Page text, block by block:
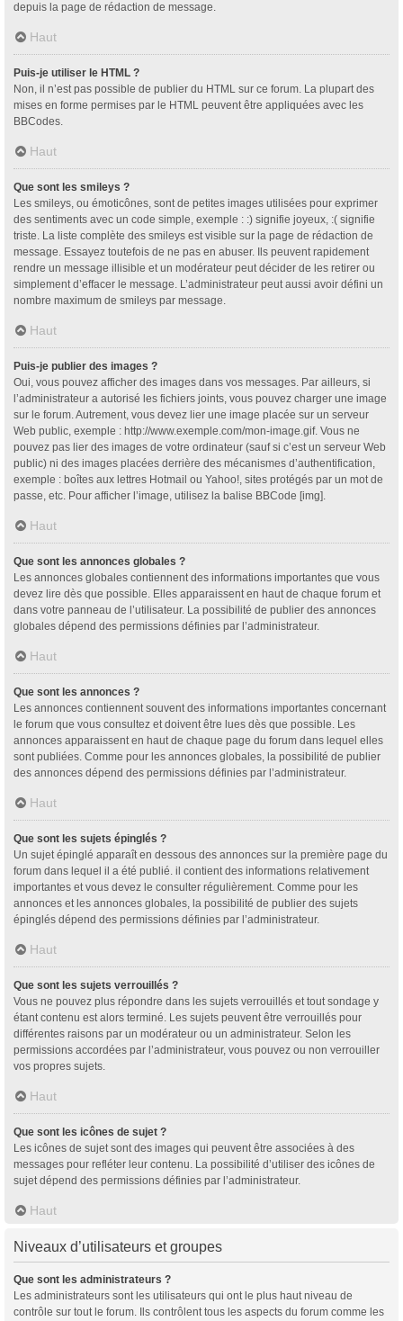
depuis la page de rédaction de message.
Haut
Puis-je utiliser le HTML ?
Non, il n’est pas possible de publier du HTML sur ce forum. La plupart des
mises en forme permises par le HTML peuvent être appliquées avec les
BBCodes.
Haut
Que sont les smileys ?
Les smileys, ou émoticônes, sont de petites images utilisées pour exprimer
des sentiments avec un code simple, exemple : :) signifie joyeux, :( signifie
triste. La liste complète des smileys est visible sur la page de rédaction de
message. Essayez toutefois de ne pas en abuser. Ils peuvent rapidement
rendre un message illisible et un modérateur peut décider de les retirer ou
simplement d’effacer le message. L’administrateur peut aussi avoir défini un
nombre maximum de smileys par message.
Haut
Puis-je publier des images ?
Oui, vous pouvez afficher des images dans vos messages. Par ailleurs, si
l’administrateur a autorisé les fichiers joints, vous pouvez charger une image
sur le forum. Autrement, vous devez lier une image placée sur un serveur
Web public, exemple : http://www.exemple.com/mon-image.gif. Vous ne
pouvez pas lier des images de votre ordinateur (sauf si c’est un serveur Web
public) ni des images placées derrière des mécanismes d’authentification,
exemple : boîtes aux lettres Hotmail ou Yahoo!, sites protégés par un mot de
passe, etc. Pour afficher l’image, utilisez la balise BBCode [img].
Haut
Que sont les annonces globales ?
Les annonces globales contiennent des informations importantes que vous
devez lire dès que possible. Elles apparaissent en haut de chaque forum et
dans votre panneau de l’utilisateur. La possibilité de publier des annonces
globales dépend des permissions définies par l’administrateur.
Haut
Que sont les annonces ?
Les annonces contiennent souvent des informations importantes concernant
le forum que vous consultez et doivent être lues dès que possible. Les
annonces apparaissent en haut de chaque page du forum dans lequel elles
sont publiées. Comme pour les annonces globales, la possibilité de publier
des annonces dépend des permissions définies par l’administrateur.
Haut
Que sont les sujets épinglés ?
Un sujet épinglé apparaît en dessous des annonces sur la première page du
forum dans lequel il a été publié. il contient des informations relativement
importantes et vous devez le consulter régulièrement. Comme pour les
annonces et les annonces globales, la possibilité de publier des sujets
épinglés dépend des permissions définies par l’administrateur.
Haut
Que sont les sujets verrouillés ?
Vous ne pouvez plus répondre dans les sujets verrouillés et tout sondage y
étant contenu est alors terminé. Les sujets peuvent être verrouillés pour
différentes raisons par un modérateur ou un administrateur. Selon les
permissions accordées par l’administrateur, vous pouvez ou non verrouiller
vos propres sujets.
Haut
Que sont les icônes de sujet ?
Les icônes de sujet sont des images qui peuvent être associées à des
messages pour refléter leur contenu. La possibilité d’utiliser des icônes de
sujet dépend des permissions définies par l’administrateur.
Haut
Niveaux d’utilisateurs et groupes
Que sont les administrateurs ?
Les administrateurs sont les utilisateurs qui ont le plus haut niveau de
contrôle sur tout le forum. Ils contrôlent tous les aspects du forum comme les